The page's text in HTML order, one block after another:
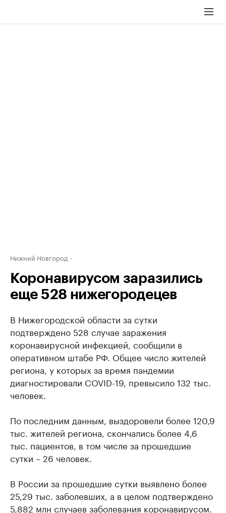
Нижний Новгород
Коронавирусом заразились
еще 528 нижегородецев
В Нижегородской области за сутки
подтверждено 528 случае заражения
коронавирусной инфекцией, сообщили в
оперативном штабе РФ. Общее число жителей
региона, у которых за время пандемии
диагностировали COVID-19, превысило 132 тыс.
человек.
По последним данным, выздоровели более 120,9
тыс. жителей региона, скончались более 4,6
тыс. пациентов, в том числе за прошедшие
сутки – 26 человек.
В России за прошедшие сутки выявлено более
25,29 тыс. заболевших, а в целом подтверждено
5,882 млн случаев заболевания коронавирусом.